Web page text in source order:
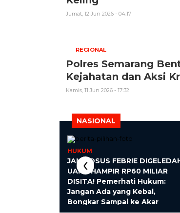
Jumat, 12 Jun 2026 - 04:17
REGIONAL
Polres Semarang
Kejahatan dan Aksi
Kamis, 11 Jun 2026 - 17:32
NASIONAL
HUKUM
JAMPIDSUS FEBRIE
UANG HAMPIR RP60 MILIAR
DISITA! Pemerhati Hukum:
Jangan Ada yang Kebal,
Bongkar Sampai ke Akar
‹